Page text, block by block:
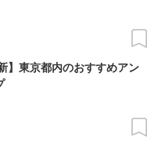
】東京都内のおすすめアン